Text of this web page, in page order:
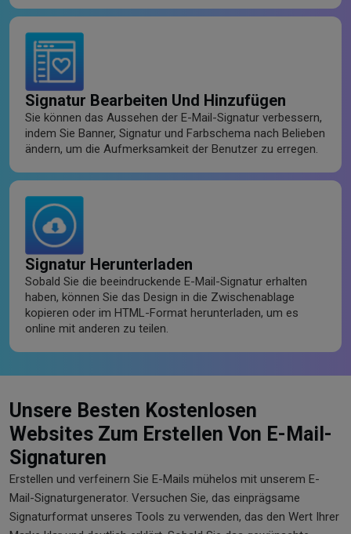
Signatur Bearbeiten Und Hinzufügen
Sie können das Aussehen der E-Mail-Signatur verbessern,
indem Sie Banner, Signatur und Farbschema nach Belieben
ändern, um die Aufmerksamkeit der Benutzer zu erregen.
Signatur Herunterladen
Sobald Sie die beeindruckende E-Mail-Signatur erhalten
haben, können Sie das Design in die Zwischenablage
kopieren oder im HTML-Format herunterladen, um es
online mit anderen zu teilen.
Unsere Besten Kostenlosen
Websites Zum Erstellen Von E-Mail-
Signaturen
Erstellen und verfeinern Sie E-Mails mühelos mit unserem E-
Mail-Signaturgenerator. Versuchen Sie, das einprägsame
Signaturformat unseres Tools zu verwenden, das den Wert Ihrer